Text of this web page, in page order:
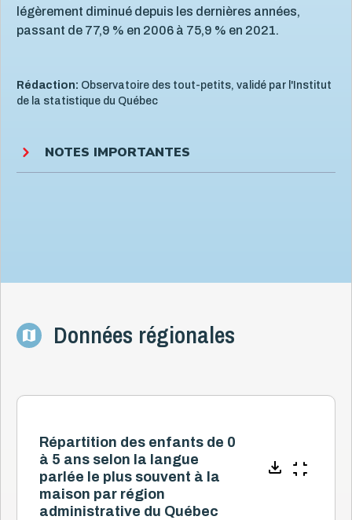
légèrement diminué depuis les dernières années,
passant de 77,9 % en 2006 à 75,9 % en 2021.
Rédaction: Observatoire des tout-petits, validé par l'Institut
de la statistique du Québec
NOTES IMPORTANTES
Données régionales
Répartition des enfants de 0
à 5 ans selon la langue
parlée le plus souvent à la
maison par région
administrative du Québec